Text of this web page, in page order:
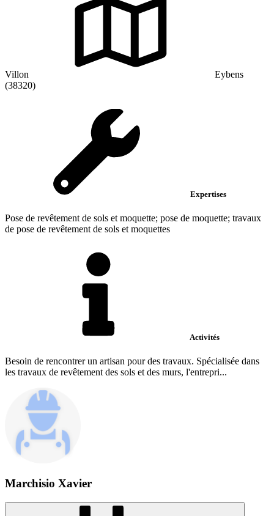
Villon
Eybens
(38320)
Expertises
Pose de revêtement de sols et moquette; pose de moquette; travaux
de pose de revêtement de sols et moquettes
Activités
Besoin de rencontrer un artisan pour des travaux. Spécialisée dans
les travaux de revêtement des sols et des murs, l'entrepri...
Marchisio Xavier